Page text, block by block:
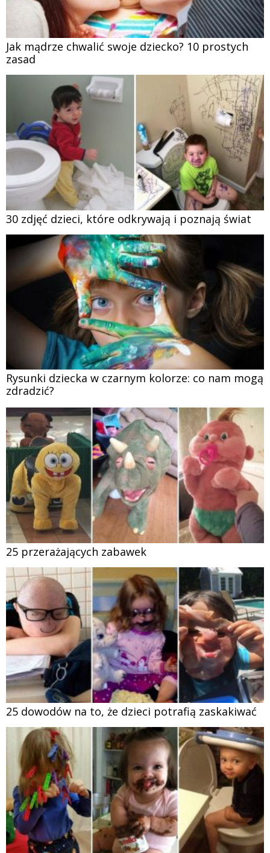
Jak mądrze chwalić swoje dziecko? 10 prostych
zasad
30 zdjęć dzieci, które odkrywają i poznają świat
Rysunki dziecka w czarnym kolorze: co nam mogą
zdradzić?
25 przerażających zabawek
25 dowodów na to, że dzieci potrafią zaskakiwać